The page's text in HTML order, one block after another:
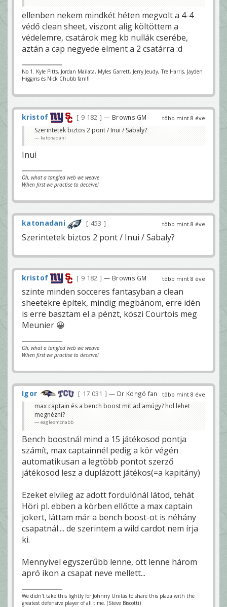
ellenben nekem mindkét héten megvolt a 4-4
védő clean sheet, viszont alig költöttem a
védelemre, csatárok meg kb nullák cserébe,
aztán a cap negyede elment a 2 csatárra :d
No 1. Kyle Pitts, Jordan Mailata, Myles Garrett, Jerry Jeudy, Tre Harris, Jayden
Higgins és Nick Chubb fan!!!
több mint 8 éve
kristof 9 182 — Browns GM
Szerintetek biztos 2 pont / Inui / Sabaly?
katonadani
Inui
Oh, what a tangled web we weave
When first we practise to deceive!
több mint 8 éve
katonadani 453
Szerintetek biztos 2 pont / Inui / Sabaly?
több mint 8 éve
kristof 9 182 — Browns GM
szinte minden socceres fantasyban a clean
sheetekre építek, mindig megbánom, erre idén
is erre basztam el a pénzt, köszi Courtois meg
Meunier 😀
Oh, what a tangled web we weave
When first we practise to deceive!
több mint 8 éve
Igor 17 031 — Dr Kongó fan
max captain és a bench boost mit ad amúgy? hol lehet
megnézni?
eaglesmcnabb
Bench boostnál mind a 15 játékosod pontja
számít, max captainnél pedig a kör végén
automatikusan a legtöbb pontot szerző
játékosod lesz a duplázott játékos(=a kapitány)
Ezeket elvileg az adott fordulónál látod, tehát
Höri pl. ebben a körben ellőtte a max captain
jokert, láttam már a bench boost-ot is néhány
csapatnál.... de szerintem a wild cardot nem írja
ki.
Mennyivel egyszerűbb lenne, ott lenne három
apró ikon a csapat neve mellett...
We didn't take this lightly for Johnny Unitas to share this plaza with the
greatest defensive player of all time. (Steve Biscotti)